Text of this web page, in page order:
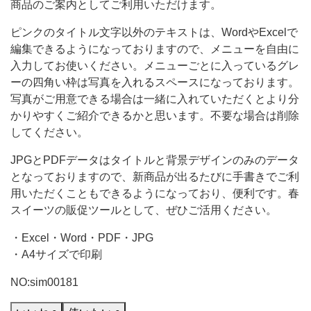
る
い
イ
メ
ー
商品のご案内としてご利用いただけます。
ピンクのタイトル文字以外のテキストは、WordやExcelで
編集できるようになっておりますので、メニューを自由に
入力してお使いください。メニューごとに入っているグレ
ーの四角い枠は写真を入れるスペースになっております。
写真がご用意できる場合は一緒に入れていただくとより分
かりやすくご紹介できるかと思います。不要な場合は削除
してください。
JPGとPDFデータはタイトルと背景デザインのみのデータ
となっておりますので、新商品が出るたびに手書きでご利
用いただくこともできるようになっており、便利です。春
スイーツの販促ツールとして、ぜひご活用ください。
・Excel・Word・PDF・JPG
・A4サイズで印刷
NO:sim00181